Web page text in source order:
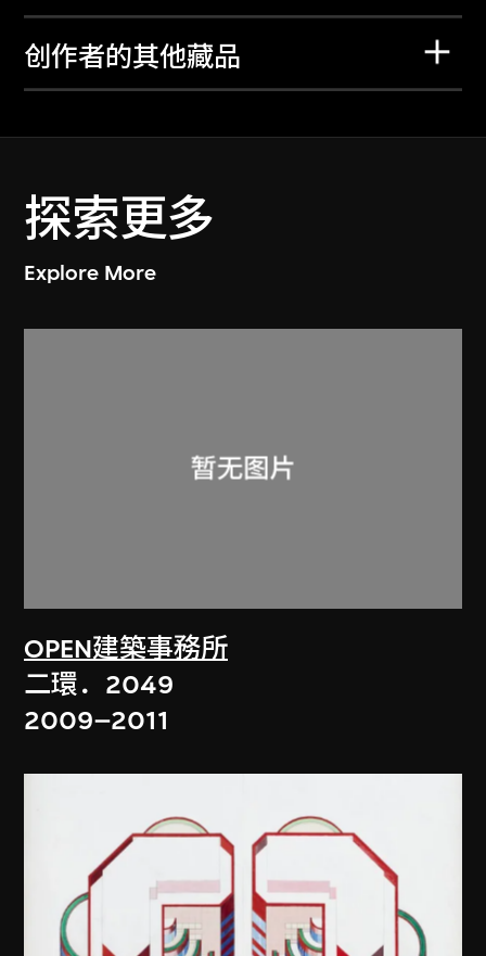
创作者的其他藏品
探索更多
Explore More
OPEN建築事務所
二環．2049
2009–2011